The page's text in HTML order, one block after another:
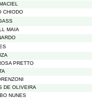
CHIODO
MAIA
PRETTO
DE OLIVEIRA
NUNES